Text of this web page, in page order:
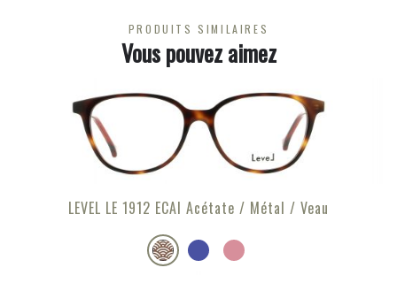
PRODUITS SIMILAIRES
Vous pouvez aimez
LEVEL LE 1912 ECAI Acétate / Métal / Veau